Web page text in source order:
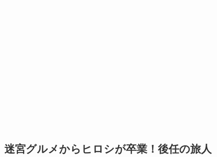
迷宮グルメからヒロシが卒業！後任の旅人